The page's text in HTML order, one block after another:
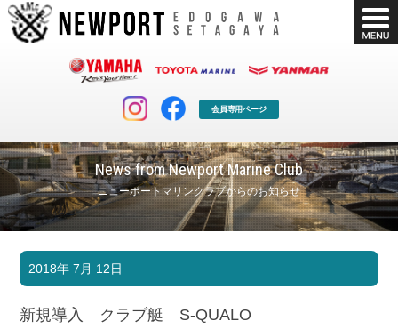
会員専用ページ
News from Newport Marine Club
ニューポートマリンクラブからのお知らせ
マリンクラブ
マリンライフを堪能したい！
ボート販売
ボート免許
長年の実績と信頼！
2018年 7月 12日
新規導入 クラブ艇 S-QUALO